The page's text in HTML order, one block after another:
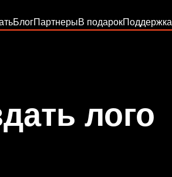
БлогПартнерыВ подарокПоддержка
лого